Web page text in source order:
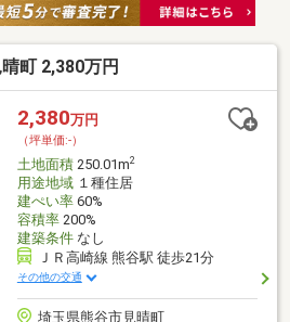
町 2,380万円
2,380万円
（坪単価:-）
土地面積250.01m2
用途地域１種住居
建ぺい率60%
容積率200%
建築条件なし
ＪＲ高崎線 熊谷駅 徒歩21分
その他の交通
埼玉県熊谷市見晴町